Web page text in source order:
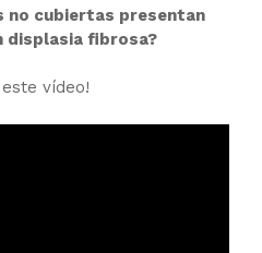
no cubiertas presentan
displasia fibrosa?
vídeo!